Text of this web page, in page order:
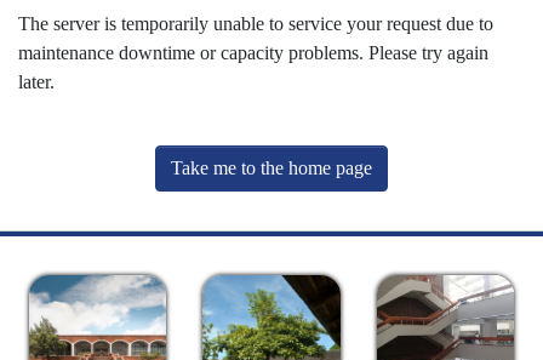
The server is temporarily unable to service your request due to
maintenance downtime or capacity problems. Please try again
later.
Take me to the home page